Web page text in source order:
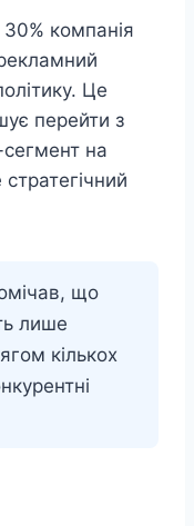
компанія
Це
перейти з
сегмент на
що
лише
кількох